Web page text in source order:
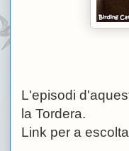
L'episodi
la Tordera.
Link per a